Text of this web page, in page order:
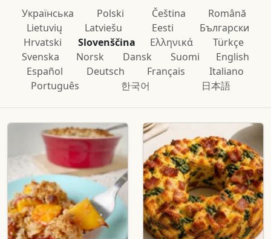
Українська Polski Čeština
Română
Lietuvių
Latviešu Eesti
Български
Hrvatski
Slovenščina Ελληνικά
Türkçe
Svenska
Norsk Dansk Suomi
English
Español
Deutsch Français
Italiano
Português
한국어 日本語